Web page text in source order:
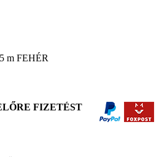
m FEHÉR
FIZETÉST